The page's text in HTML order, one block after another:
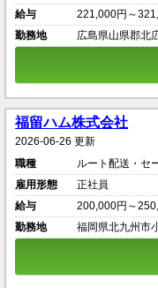
給与
221,000円～
勤務地
広島県山県郡北
福留ハム株式会社
2026-06-26 更新
職種
ルート配送・セ
雇用形態
正社員
給与
200,000円～
勤務地
福岡県北九州市